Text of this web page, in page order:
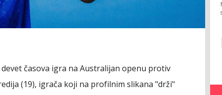
časova igra na Australijan openu protiv
(19), igrača koji na profilnim slikana "drži"